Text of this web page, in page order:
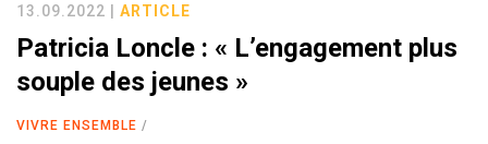
13.09.2022 | ARTICLE
Patricia Loncle : « L’engagement plus
souple des jeunes »
VIVRE ENSEMBLE